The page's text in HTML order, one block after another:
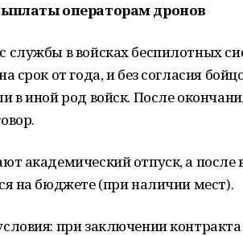
операторам дронов
в войсках беспилотных
срок от года, и без согласия
в иной род войск. После
академический отпуск, а
на бюджете (при наличии мест).
при заключении